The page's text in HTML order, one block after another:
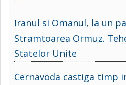
Iranul si Omanul, la un
Stramtoarea Ormuz.
Statelor Unite
Cernavoda castiga timp